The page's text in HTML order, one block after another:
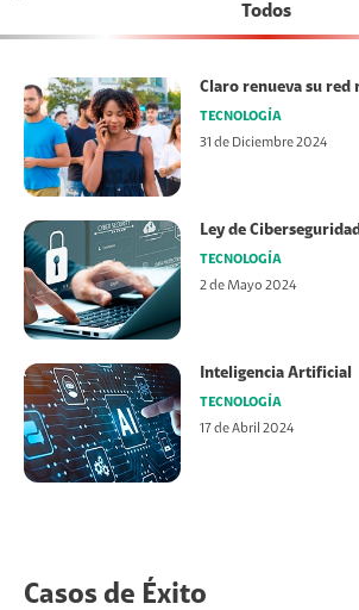
Todos
TECNOLOGÍA
Claro renueva su red
31 de Diciembre 2024
TECNOLOGÍA
Ley de
2 de Mayo 2024
TECNOLOGÍA
Inteligencia Artificial
17 de Abril 2024
Casos de Éxito